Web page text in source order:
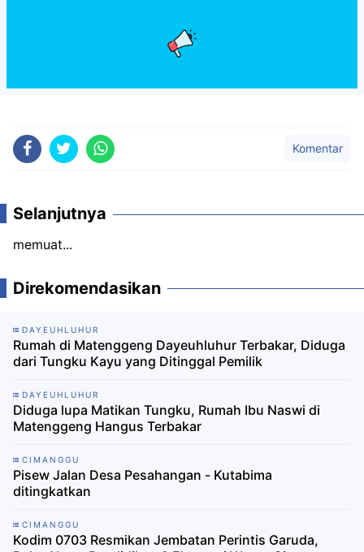
Komentar
Selanjutnya
memuat...
Direkomendasikan
DAYEUHLUHUR
Rumah di Matenggeng Dayeuhluhur Terbakar, Diduga
dari Tungku Kayu yang Ditinggal Pemilik
DAYEUHLUHUR
Diduga lupa Matikan Tungku, Rumah Ibu Naswi di
Matenggeng Hangus Terbakar
CIMANGGU
Pisew Jalan Desa Pesahangan - Kutabima
ditingkatkan
CIMANGGU
Kodim 0703 Resmikan Jembatan Perintis Garuda,